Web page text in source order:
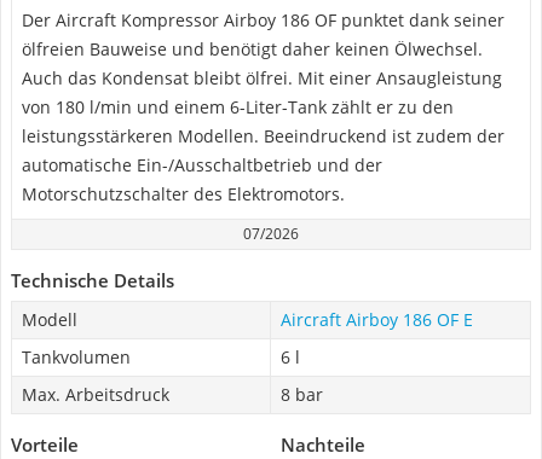
Der Aircraft Kompressor Airboy 186 OF punktet dank seiner
ölfreien Bauweise und benötigt daher keinen Ölwechsel.
Auch das Kondensat bleibt ölfrei. Mit einer Ansaugleistung
von 180 l/min und einem 6-Liter-Tank zählt er zu den
leistungsstärkeren Modellen. Beeindruckend ist zudem der
automatische Ein-/Ausschaltbetrieb und der
Motorschutzschalter des Elektromotors.
07/2026
Technische Details
Modell
Aircraft Airboy 186 OF E
Tankvolumen
6 l
Max. Arbeitsdruck
8 bar
Vorteile Nachteile